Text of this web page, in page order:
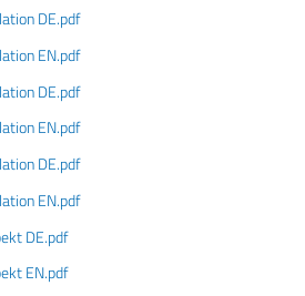
DE.pdf
EN.pdf
DE.pdf
EN.pdf
DE.pdf
EN.pdf
DE.pdf
EN.pdf